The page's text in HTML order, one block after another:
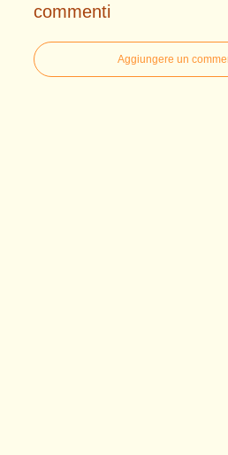
commenti
Aggiungere un